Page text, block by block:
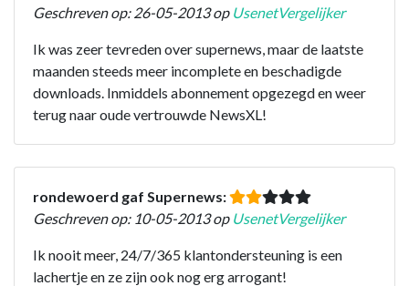
Geschreven op: 26-05-2013 op UsenetVergelijker
Ik was zeer tevreden over supernews, maar de laatste
maanden steeds meer incomplete en beschadigde
downloads. Inmiddels abonnement opgezegd en weer
terug naar oude vertrouwde NewsXL!
rondewoerd gaf Supernews:
Geschreven op: 10-05-2013 op UsenetVergelijker
Ik nooit meer, 24/7/365 klantondersteuning is een
lachertje en ze zijn ook nog erg arrogant!